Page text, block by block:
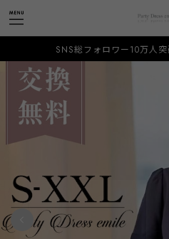
総フォロワー10万人突破！タイム